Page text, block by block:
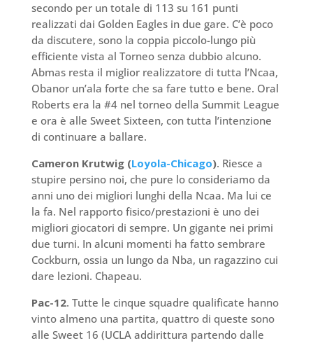
secondo per un totale di 113 su 161 punti
realizzati dai Golden Eagles in due gare. C’è poco
da discutere, sono la coppia piccolo-lungo più
efficiente vista al Torneo senza dubbio alcuno.
Abmas resta il miglior realizzatore di tutta l’Ncaa,
Obanor un’ala forte che sa fare tutto e bene. Oral
Roberts era la #4 nel torneo della Summit League
e ora è alle Sweet Sixteen, con tutta l’intenzione
di continuare a ballare.
Cameron Krutwig (Loyola-Chicago). Riesce a
stupire persino noi, che pure lo consideriamo da
anni uno dei migliori lunghi della Ncaa. Ma lui ce
la fa. Nel rapporto fisico/prestazioni è uno dei
migliori giocatori di sempre. Un gigante nei primi
due turni. In alcuni momenti ha fatto sembrare
Cockburn, ossia un lungo da Nba, un ragazzino cui
dare lezioni. Chapeau.
Pac-12. Tutte le cinque squadre qualificate hanno
vinto almeno una partita, quattro di queste sono
alle Sweet 16 (UCLA addirittura partendo dalle